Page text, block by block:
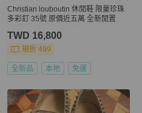
Christian louboutin 休閒鞋 限量珍珠
多彩釘 35號 原價近五萬 全新閒置
TWD 16,800
現折 499
全新品 本地 免運